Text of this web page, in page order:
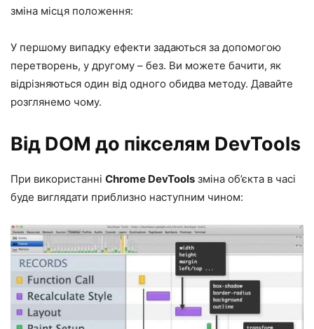
зміна місця положення:
У першому випадку ефекти задаються за допомогою
перетворень, у другому – без. Ви можете бачити, як
відрізняються один від одного обидва методу. Давайте
розглянемо чому.
Від DOM до пікселям DevTools
При використанні Chrome DevTools зміна об’єкта в часі
буде виглядати приблизно наступним чином: